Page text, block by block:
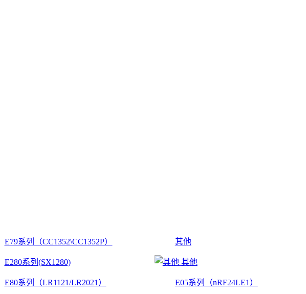
E79系列（CC1352\CC1352P）
E280系列(SX1280)
E80系列（LR1121/LR2021）
其他
其他
E05系列（nRF24LE1）